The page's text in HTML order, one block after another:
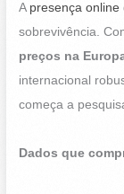
A presença online
sobrevivência.
preços na
internacional
começa a
Dados que